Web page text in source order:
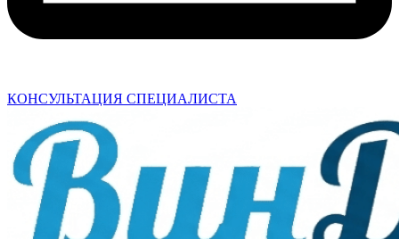
КОНСУЛЬТАЦИЯ СПЕЦИАЛИСТА